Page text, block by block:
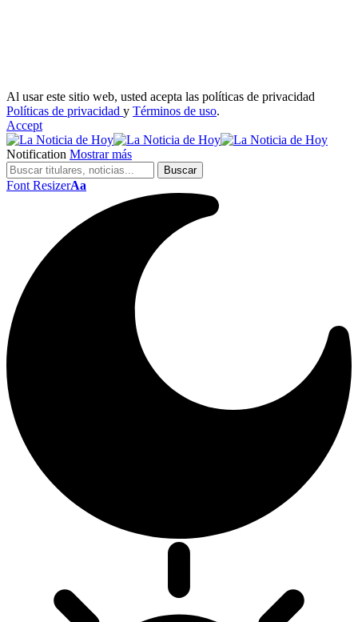
Al usar este sitio web, usted acepta las políticas de privacidad
Políticas de privacidad y Términos de uso.
Accept
Notification Mostrar más
Font ResizerAa